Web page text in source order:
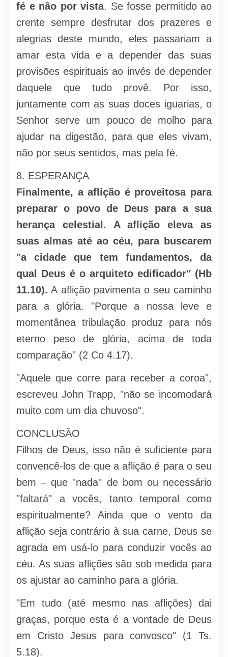
fé e não por vista. Se fosse permitido ao
crente sempre desfrutar dos prazeres e
alegrias deste mundo, eles passariam a
amar esta vida e a depender das suas
provisões espirituais ao invés de depender
daquele que tudo provê. Por isso,
juntamente com as suas doces iguarias, o
Senhor serve um pouco de molho para
ajudar na digestão, para que eles vivam,
não por seus sentidos, mas pela fé.
8. ESPERANÇA
Finalmente, a aflição é proveitosa para
preparar o povo de Deus para a sua
herança celestial. A aflição eleva as
suas almas até ao céu, para buscarem
"a cidade que tem fundamentos, da
qual Deus é o arquiteto edificador" (Hb
11.10). A aflição pavimenta o seu caminho
para a glória. "Porque a nossa leve e
momentânea tribulação produz para nós
eterno peso de glória, acima de toda
comparação" (2 Co 4.17).
"Aquele que corre para receber a coroa",
escreveu John Trapp, "não se incomodará
muito com um dia chuvoso".
CONCLUSÃO
Filhos de Deus, isso não é suficiente para
convencê-los de que a aflição é para o seu
bem – que "nada" de bom ou necessário
"faltará" a vocês, tanto temporal como
espiritualmente? Ainda que o vento da
aflição seja contrário à sua carne, Deus se
agrada em usá-lo para conduzir vocês ao
céu. As suas aflições são sob medida para
os ajustar ao caminho para a glória.
"Em tudo (até mesmo nas aflições) dai
graças, porque esta é a vontade de Deus
em Cristo Jesus para convosco" (1 Ts.
5.18).